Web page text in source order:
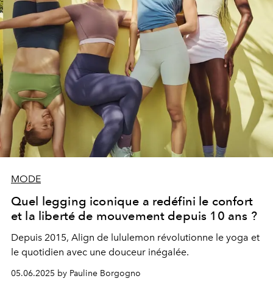
MODE
Quel legging iconique a redéfini le confort
et la liberté de mouvement depuis 10 ans ?
Depuis 2015, Align de lululemon révolutionne le yoga et
le quotidien avec une douceur inégalée.
05.06.2025 by Pauline Borgogno